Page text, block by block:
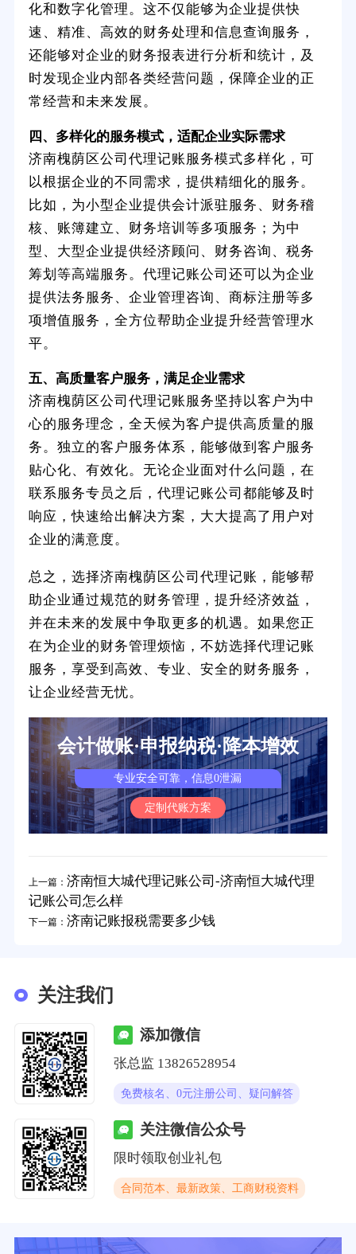
化和数字化管理。这不仅能够为企业提供快
速、精准、高效的财务处理和信息查询服务，
还能够对企业的财务报表进行分析和统计，及
时发现企业内部各类经营问题，保障企业的正
常经营和未来发展。
四、多样化的服务模式，适配企业实际需求
济南槐荫区公司代理记账服务模式多样化，可
以根据企业的不同需求，提供精细化的服务。
比如，为小型企业提供会计派驻服务、财务稽
核、账簿建立、财务培训等多项服务；为中
型、大型企业提供经济顾问、财务咨询、税务
筹划等高端服务。代理记账公司还可以为企业
提供法务服务、企业管理咨询、商标注册等多
项增值服务，全方位帮助企业提升经营管理水
平。
五、高质量客户服务，满足企业需求
济南槐荫区公司代理记账服务坚持以客户为中
心的服务理念，全天候为客户提供高质量的服
务。独立的客户服务体系，能够做到客户服务
贴心化、有效化。无论企业面对什么问题，在
联系服务专员之后，代理记账公司都能够及时
响应，快速给出解决方案，大大提高了用户对
企业的满意度。
总之，选择济南槐荫区公司代理记账，能够帮
助企业通过规范的财务管理，提升经济效益，
并在未来的发展中争取更多的机遇。如果您正
在为企业的财务管理烦恼，不妨选择代理记账
服务，享受到高效、专业、安全的财务服务，
让企业经营无忧。
会计做账·申报纳税·降本增效
专业安全可靠，信息0泄漏
定制代账方案
上一篇： 济南恒大城代理记账公司-济南恒大城代理
记账公司怎么样
下一篇： 济南记账报税需要多少钱
关注我们
添加微信
张总监 13826528954
免费核名、0元注册公司、疑问解答
关注微信公众号
限时领取创业礼包
合同范本、最新政策、工商财税资料